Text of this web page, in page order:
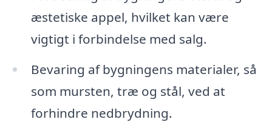
æstetiske appel, hvilket kan være
vigtigt i forbindelse med salg.
Bevaring af bygningens materialer, så
som mursten, træ og stål, ved at
forhindre nedbrydning.